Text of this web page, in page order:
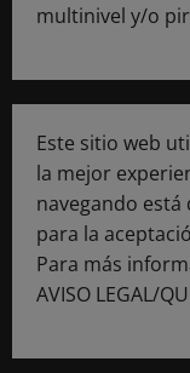
multinivel y/o
Este sitio web
la mejor
navegando
para la
Para más
AVISO LEGAL/